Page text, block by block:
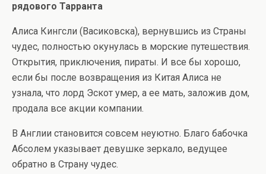
рядового Тарранта
Алиса Кингсли (Васиковска), вернувшись из Страны
чудес, полностью окунулась в морские путешествия.
Открытия, приключения, пираты. И все бы хорошо,
если бы после возвращения из Китая Алиса не
узнала, что лорд Эскот умер, а ее мать, заложив дом,
продала все акции компании.
В Англии становится совсем неуютно. Благо бабочка
Абсолем указывает девушке зеркало, ведущее
обратно в Страну чудес.